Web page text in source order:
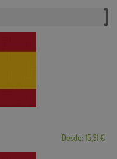
Desde: 15,31 €